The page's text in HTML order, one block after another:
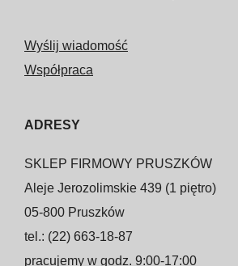
Wyślij wiadomość
Współpraca
ADRESY
SKLEP FIRMOWY PRUSZKÓW
Aleje Jerozolimskie 439 (1 piętro)
05-800 Pruszków
tel.: (22) 663-18-87
pracujemy w godz. 9:00-17:00